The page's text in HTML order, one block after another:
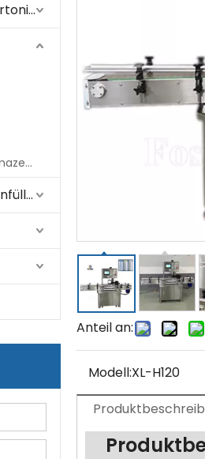
Blisterverpackung und Kartonierung
Verpackungslinie für pharmazeutische Flaschen
Ampullen- und Fläschchenfüllung
Anteil an:
Modell:XL-H120